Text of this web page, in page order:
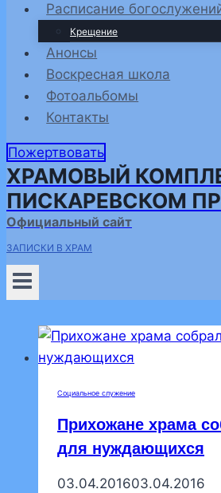
Расписание
Крещение
Анонсы
Воскресная школа
Фотоальбомы
Контакты
Пожертвовать
ХРАМОВЫЙ
ПИСКАРЕВСКОМ
Официальный сайт
ЗАПИСКИ В ХРАМ
Социальное служение
Прихожане храма
для нуждающихся
03.04.201603.04.2016